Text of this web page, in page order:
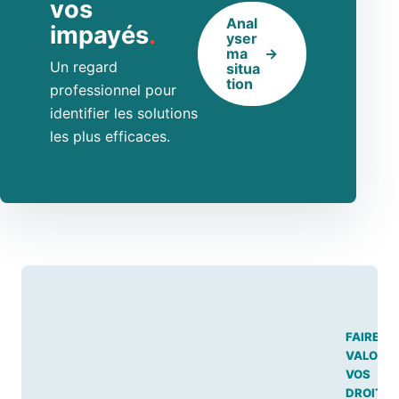
vos
impayés.
Un regard
professionnel pour
identifier les solutions
les plus efficaces.
Anal
yser
ma
situa
tion
FAIRE
VALOIR
VOS
DROITS.